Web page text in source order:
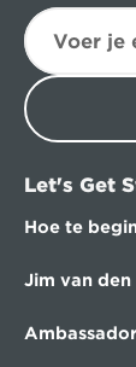
Let's Get
Hoe te
Jim van den